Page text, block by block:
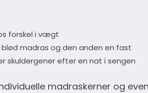
forskel i vægt
madras og den anden en fast
skuldergener efter en nat i sengen
madraskerner og